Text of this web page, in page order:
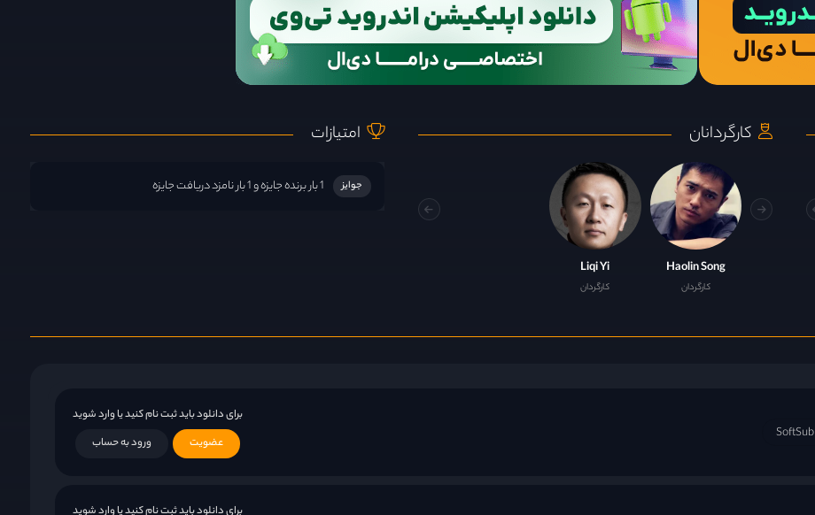
کارگردانان
Haolin Song
کارگردان
Liqi Yi
کارگردان
امتیازات
جوایز 1 بار برنده جایزه و 1 بار نامزد دریافت جایزه
SoftSub
برای دانلود باید ثبت نام کنید یا وارد شوید
عضویت
ورود به حساب
برای دانلود باید ثبت نام کنید یا وارد شوید